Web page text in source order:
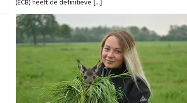
(ECB) heeft de definitieve [...]